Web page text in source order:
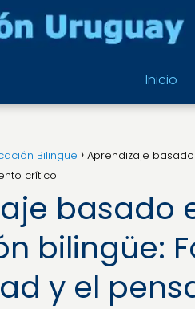
Inicio
Bilingüe
Aprendizaje
crítico
basado
bilingüe:
y el